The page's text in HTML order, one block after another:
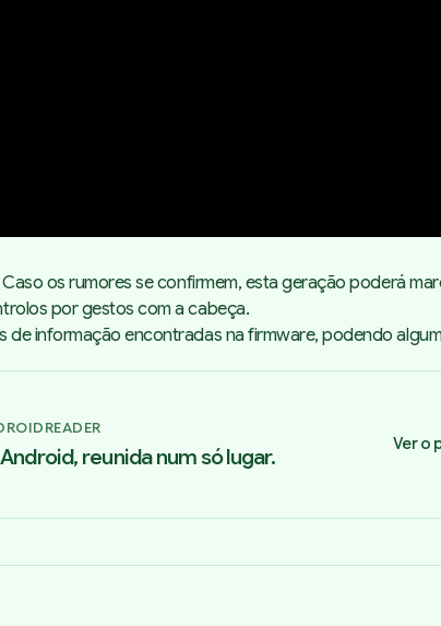
os rumores se confirmem, esta geração poderá
por gestos com a cabeça.
de informação encontradas nafirmware, podendo
reunida num só lugar. Ver o